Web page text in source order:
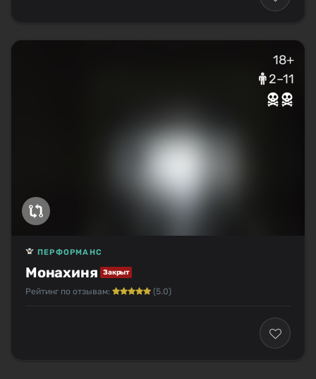
18+
2–11
Монахиня Закрыт
ПЕРФОРМАНС
Рейтинг по отзывам: (5.0)